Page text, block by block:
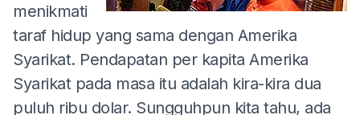
menikmati
taraf hidup yang sama dengan Amerika
Syarikat. Pendapatan per kapita Amerika
Syarikat pada masa itu adalah kira-kira dua
puluh ribu dolar. Sungguhpun kita tahu, ada